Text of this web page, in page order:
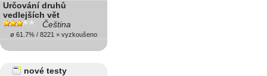
Určování druhů
vedlejších vět
Čeština
ø 61.7% / 8221 × vyzkoušeno
nové testy